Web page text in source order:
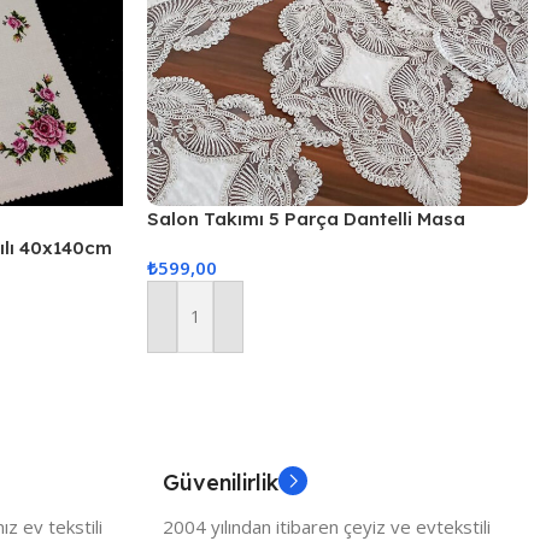
40x140cm
Salon Takımı 5 Parça Dantelli Masa
₺599,00
Sepete Ekle
ev tekstili
Güvenilirlik
2004 yılından itibaren çeyiz ve evtekstili